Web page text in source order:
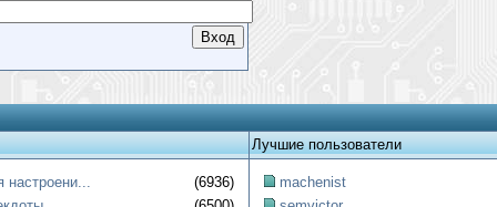
Лучшие пользователи
настроени...
(6936)
machenist